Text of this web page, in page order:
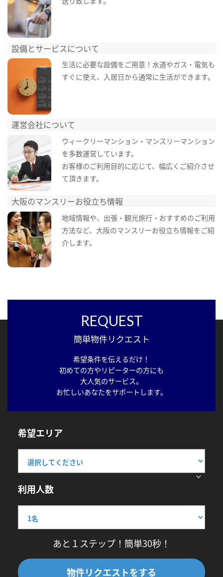
設備とサービスについて
生活に必要な設備をご用意！水道やガス・電気も
すぐに使え、入居日から通常に生活ができます。
運営会社について
ウィークリーマンション・マンスリーマンション
を多数運営しています。
お客様のご利用目的に応じて、幅広くご紹介させ
て頂きます。
大阪のマンスリーお役立ち情報
地域情報や、出張・観光旅行・おすすめのご利用
方法など、大阪のマンスリーお役立ち情報をご紹
介します。
REQUEST
簡単物件リクエスト
希望条件を伝えるだけ！
初めての方やリピーターの方にも
大人気のサービス。
お忙しいあなたをサポートします。
希望エリア
利用人数
あと１ステップ！簡単30秒！
物件リクエストをする